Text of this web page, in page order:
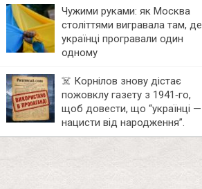
Чужими руками: як Москва
століттями вигравала там, де
українці програвали один
одному
☠️ Корнілов знову дістає
пожовклу газету з 1941‑го,
щоб довести, що “українці —
нацисти від народження”.